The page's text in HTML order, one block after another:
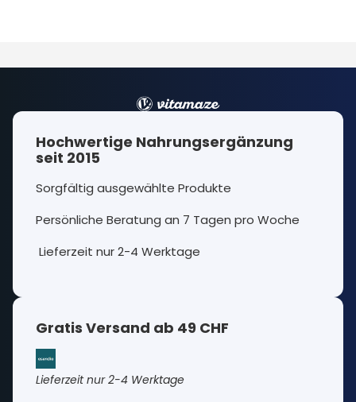
Hochwertige Nahrungsergänzung
seit 2015
Sorgfältig ausgewählte Produkte
Persönliche Beratung an 7 Tagen pro Woche
Lieferzeit nur 2-4 Werktage
Gratis Versand ab 49 CHF
Lieferzeit nur 2-4 Werktage